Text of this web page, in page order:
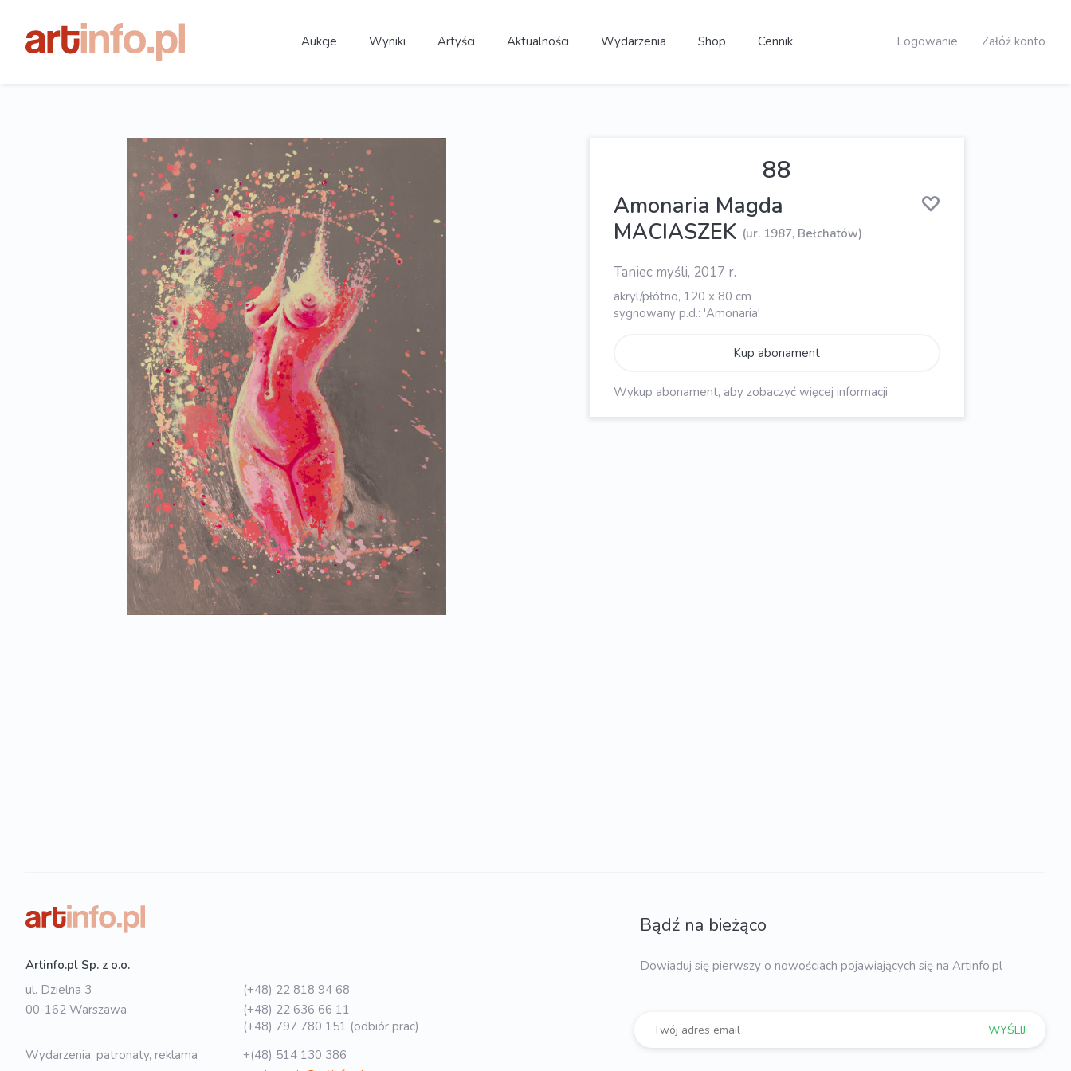
Aukcje Wyniki Artyści Aktualności Wydarzenia Shop Cennik Logowanie Załóż konto
88
Amonaria Magda
MACIASZEK (ur. 1987, Bełchatów)
Taniec myśli, 2017 r.
akryl/płótno, 120 x 80 cm
sygnowany p.d.: 'Amonaria'
Kup abonament
Wykup abonament, aby zobaczyć więcej informacji
Artinfo.pl Sp. z o.o.
ul. Dzielna 3
00-162 Warszawa
(+48) 22 818 94 68
(+48) 22 636 66 11
(+48) 797 780 151 (odbiór prac)
Wydarzenia, patronaty, reklama
+(48) 514 130 386
Bądź na bieżąco
Dowiaduj się pierwszy o nowościach pojawiających się na Artinfo.pl
WYŚLIJ